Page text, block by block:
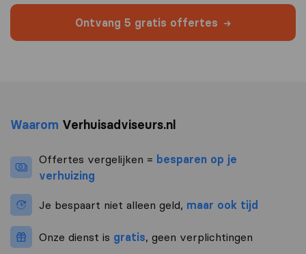
Ontvang 5 gratis offertes
Waarom Verhuisadviseurs.nl
Offertes vergelijken = besparen op je
verhuizing
Je bespaart niet alleen geld, maar ook tijd
Onze dienst is gratis, geen verplichtingen